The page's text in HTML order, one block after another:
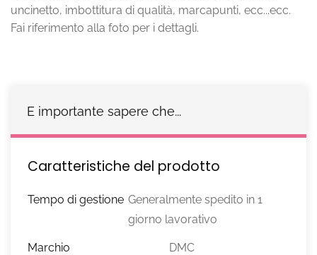
uncinetto, imbottitura di qualità, marcapunti, ecc...ecc.
Fai riferimento alla foto per i dettagli.
E importante sapere che...
Caratteristiche del prodotto
Tempo di gestione Generalmente spedito in 1
giorno lavorativo
Marchio DMC